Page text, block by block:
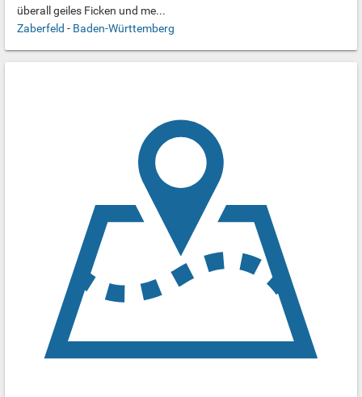
überall geiles Ficken und me...
Zaberfeld - Baden-Württemberg